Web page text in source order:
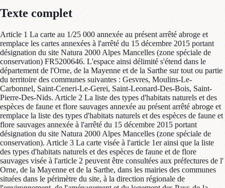
Texte complet
Article 1 La carte au 1/25 000 annexée au présent arrêté abroge et
remplace les cartes annexées à l'arrêté du 15 décembre 2015 portant
désignation du site Natura 2000 Alpes Mancelles (zone spéciale de
conservation) FR5200646. L'espace ainsi délimité s'étend dans le
département de l'Orne, de la Mayenne et de la Sarthe sur tout ou partie
du territoire des communes suivantes : Gesvres, Moulins-Le-
Carbonnel, Saint-Ceneri-Le-Gerei, Saint-Leonard-Des-Bois, Saint-
Pierre-Des-Nids. Article 2 La liste des types d'habitats naturels et des
espèces de faune et flore sauvages annexée au présent arrêté abroge et
remplace la liste des types d'habitats naturels et des espèces de faune et
flore sauvages annexée à l'arrêté du 15 décembre 2015 portant
désignation du site Natura 2000 Alpes Mancelles (zone spéciale de
conservation). Article 3 La carte visée à l'article 1er ainsi que la liste
des types d'habitats naturels et des espèces de faune et de flore
sauvages visée à l'article 2 peuvent être consultées aux préfectures de l'
Orne, de la Mayenne et de la Sarthe, dans les mairies des communes
situées dans le périmètre du site, à la direction régionale de